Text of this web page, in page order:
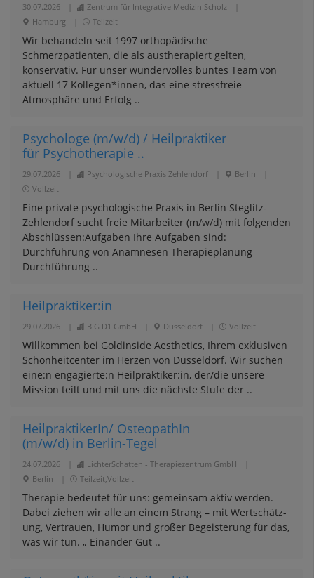
30.07.2026 Zentrum für Integrative Medizin Scholz
Hamburg
Teilzeit
Wir behandeln seit 1997 orthopädische
Schmerzpatienten, die als austherapiert gelten,
konservativ. Für unser wundervolles buntes Team von
aktuell 17 Kollegen*innen, das eine stressfreie
Atmosphäre und Erfolg ..
Psychologe (m/w/d) / Heilpraktiker
für Psychotherapie ..
29.07.2026 Psychologische Praxis Zehlendorf Berlin
Vollzeit
Eine private psychologische Praxis in Berlin Steglitz-
Zehlendorf sucht freie Mitarbeiter (m/w/d) mit folgenden
Abschlüssen:Aufgaben Ihre Aufgaben sind:
Durchführung von Anamnesen Therapieplanung
Durchführung ..
Heilpraktiker:in
29.07.2026 BIG D1 GmbH Düsseldorf Vollzeit
Willkommen bei Goldinside Aesthetics, Ihrem exklusiven
Schönheitcenter im Herzen von Düsseldorf. Wir suchen
eine:n engagierte:n Heilpraktiker:in, der/die unsere
Mission teilt und mit uns die nächste Stufe der ..
HeilpraktikerIn/ OsteopathIn
(m/w/d) in Berlin-Tegel
24.07.2026 LichterSchatten - Therapiezentrum GmbH
Berlin
Teilzeit,Vollzeit
Therapie bedeutet für uns: gemein­sam aktiv werden.
Dabei ziehen wir alle an einem Strang – mit Wert­schätz­
ung, Vertrauen, Humor und großer Begeist­erung für das,
was wir tun. „ Einander Gut ..